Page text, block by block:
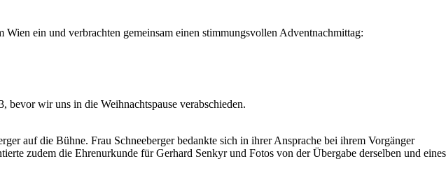
ein und verbrachten gemeinsam einen stimmungsvollen Adventnachmittag:
wir uns in die Weihnachtspause verabschieden.
auf die Bühne. Frau Schneeberger bedankte sich in ihrer Ansprache bei ihrem Vorgänger
zudem die Ehrenurkunde für Gerhard Senkyr und Fotos von der Übergabe derselben und eines